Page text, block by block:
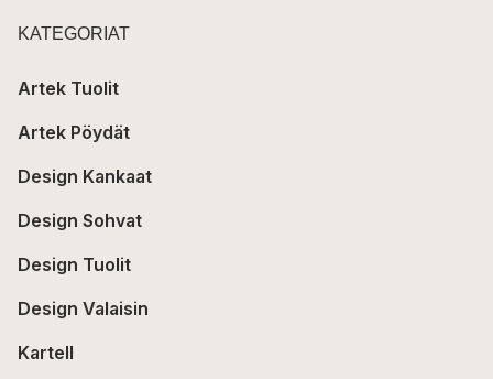
KATEGORIAT
Artek Tuolit
Artek Pöydät
Design Kankaat
Design Sohvat
Design Tuolit
Design Valaisin
Kartell